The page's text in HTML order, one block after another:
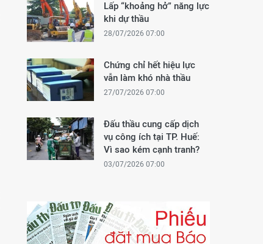
Lấp “khoảng hở” năng lực
khi dự thầu
28/07/2026 07:00
Chứng chỉ hết hiệu lực
vẫn làm khó nhà thầu
27/07/2026 07:00
Đấu thầu cung cấp dịch
vụ công ích tại TP. Huế:
Vì sao kém cạnh tranh?
03/07/2026 07:00